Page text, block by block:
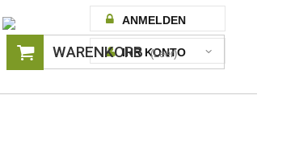
ANMELDEN
IHR KONTO
WARENKORB (Leer)